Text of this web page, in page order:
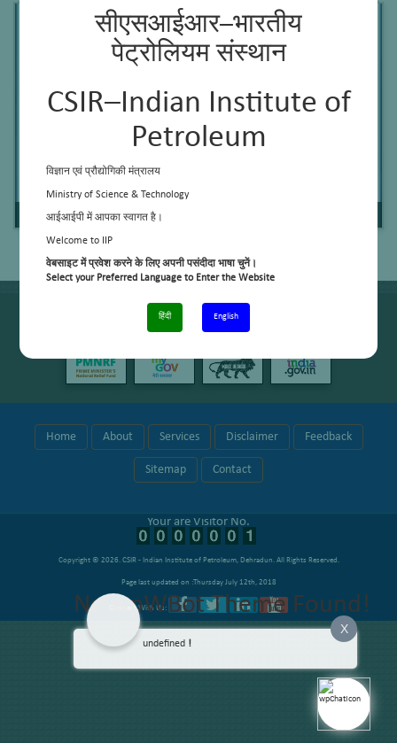
सीएसआईआर–भारतीय
पेट्रोलियम संस्थान
CSIR–Indian Institute of
Petroleum
विज्ञान एवं प्रौद्योगिकी मंत्रालय
Ministry of Science & Technology
आईआईपी में आपका स्वागत है।
Welcome to IIP
वेबसाइट में प्रवेश करने के लिए अपनी पसंदीदा भाषा चुनें।
Select your Preferred Language to Enter the Website
हिंदी English
Biogas Up-gradation to Pipeline Quality Fuel
Home About Services Disclaimer Feedback
Sitemap Contact
Your are Visitor No.
Copyright © 2026. CSIR - Indian Institute of Petroleum, Dehradun . All Rights Reserved.
Page last updated on :Thursday July 12th, 2018
Connect With Us:
No wpWBot Theme Found!
X
undefined !